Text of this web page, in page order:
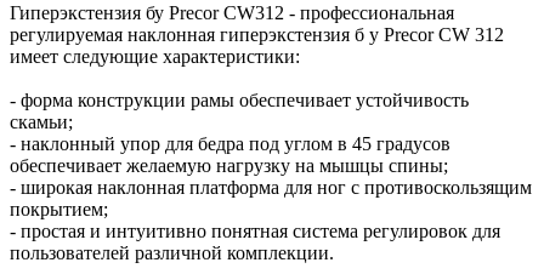
Гиперэкстензия бу Precor CW312 - профессиональная
регулируемая наклонная гиперэкстензия б у Precor CW 312
имеет следующие характеристики:
- форма конструкции рамы обеспечивает устойчивость
скамьи;
- наклонный упор для бедра под углом в 45 градусов
обеспечивает желаемую нагрузку на мышцы спины;
- широкая наклонная платформа для ног с противоскользящим
покрытием;
- простая и интуитивно понятная система регулировок для
пользователей различной комплекции.